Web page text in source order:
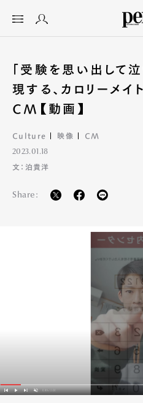
「受験を思い出して
現する、カロリーメ
CM【動画】
Culture 映像 CM
2023.01.18
文：泊貴洋
Share: